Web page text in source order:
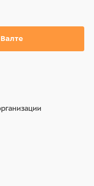
белка, Зерновые
Масла и жиры
Дрожжи.